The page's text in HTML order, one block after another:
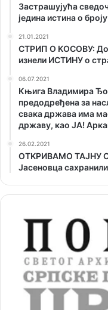
Застрашујућа
једина истина о
21.01.2021
СТРИП О KОСОВУ:
изнели ИСТИНУ о
06.07.2021
Књига Владимира
предодређена за
свака држава има
државу, као ЈА!
26.02.2021
ОТKРИВАМО ТАЈНУ
Јасеновца